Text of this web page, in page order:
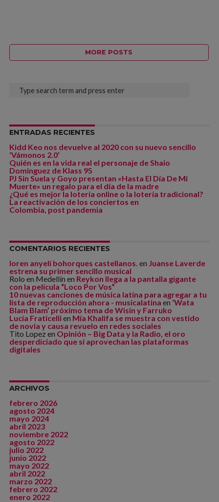
MORE POSTS
ENTRADAS RECIENTES
Kidd Keo nos devuelve al 2020 con su nuevo sencillo
‘Vámonos 2.0’
Quién es en la vida real el personaje de Shaio
Dominguez de Klass 95
PJ Sin Suela y Goyo presentan «Hasta El Día De Mi
Muerte» un regalo para el día de la madre
¿Qué es mejor la lotería online o la lotería tradicional?
La reactivación de los conciertos en
Colombia, post pandemia
COMENTARIOS RECIENTES
loren anyeli bohorques castellanos. en Juanse Laverde
estrena su primer sencillo musical
Rolo en Medellín en Reykon llega a la pantalla gigante
con la película “Loco Por Vos”
10 nuevas canciones de música latina para agregar a tu
lista de reproducción ahora - musicalatina en ‘Wata
Blam Blam’ próximo tema de Wisin y Farruko
Lucia Fraticellien Mía Khalifa se muestra con vestido
de novia y causa revuelo en redes sociales
Tito Lopez en Opinión – Big Data y la Radio, el oro
desperdiciado que si aprovechan las plataformas
digitales
ARCHIVOS
febrero 2026
agosto 2024
mayo 2024
abril 2023
noviembre 2022
agosto 2022
julio 2022
junio 2022
mayo 2022
abril 2022
marzo 2022
febrero 2022
enero 2022